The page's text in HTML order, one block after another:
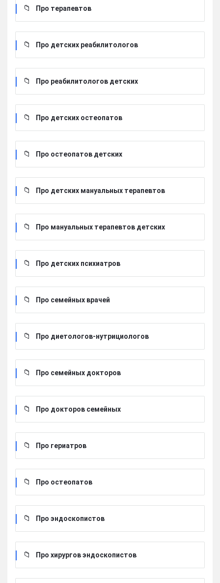
Про терапевтов
Про детских реабилитологов
Про реабилитологов детских
Про детских остеопатов
Про остеопатов детских
Про детских мануальных терапевтов
Про мануальных терапевтов детских
Про детских психиатров
Про семейных врачей
Про диетологов-нутрициологов
Про семейных докторов
Про докторов семейных
Про гериатров
Про остеопатов
Про эндоскопистов
Про хирургов эндоскопистов